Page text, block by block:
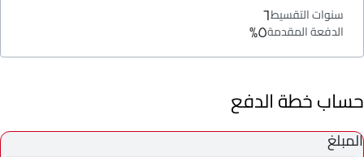
سنوات التقسيط٦
الدفعة المقدمة٥%
حساب خطة الدفع
المبلغ